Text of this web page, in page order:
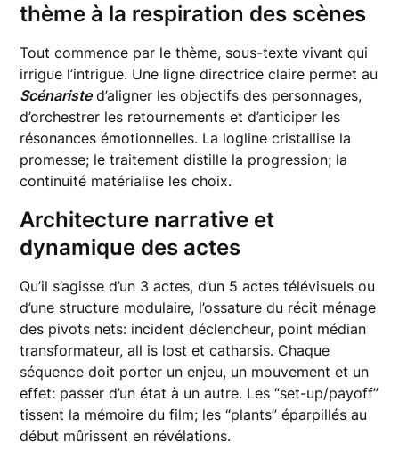
thème à la respiration des scènes
Tout commence par le thème, sous-texte vivant qui
irrigue l’intrigue. Une ligne directrice claire permet au
Scénaristed’aligner les objectifs des personnages,
d’orchestrer les retournements et d’anticiper les
résonances émotionnelles. La logline cristallise la
promesse; le traitement distille la progression; la
continuité matérialise les choix.
Architecture narrative et
dynamique des actes
Qu’il s’agisse d’un 3 actes, d’un 5 actes télévisuels ou
d’une structure modulaire, l’ossature du récit ménage
des pivots nets: incident déclencheur, point médian
transformateur, all is lost et catharsis. Chaque
séquence doit porter un enjeu, un mouvement et un
effet: passer d’un état à un autre. Les “set-up/payoff”
tissent la mémoire du film; les “plants” éparpillés au
début mûrissent en révélations.